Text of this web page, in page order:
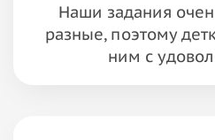
Наши задания
разные, поэтому
ним с